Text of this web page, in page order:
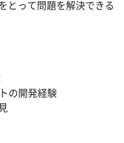
とって問題を解決できる
の開発経験